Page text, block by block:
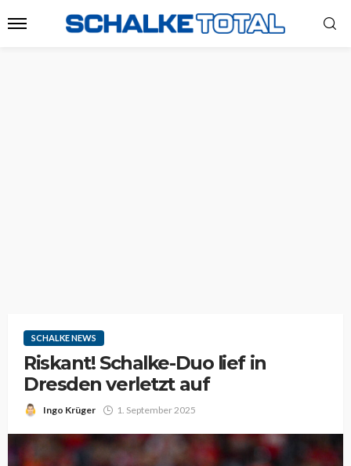
SCHALKE NEWS
Riskant! Schalke-Duo lief in
Dresden verletzt auf
Ingo Krüger 1. September 2025